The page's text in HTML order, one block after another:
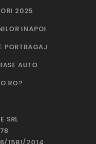
2025
INAPOI
PORTBAGAJ
AUTO
SRL